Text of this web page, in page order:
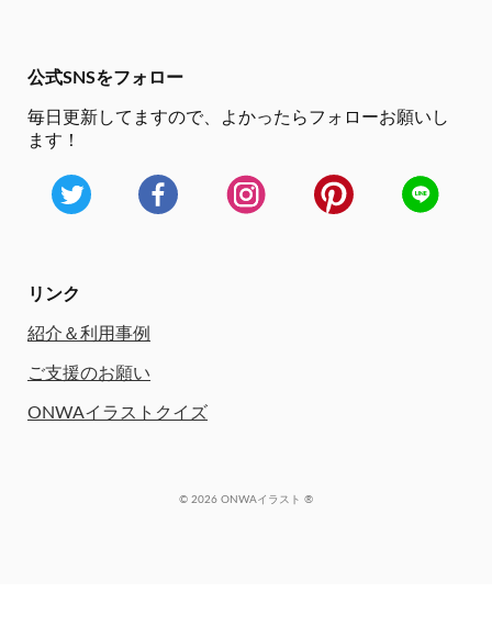
公式SNSをフォロー
毎日更新してますので、
よかったらフォローお願いし
ます！
リンク
紹介＆利用事例
ご支援のお願い
ONWAイラストクイズ
© 2026 ONWAイラスト ®